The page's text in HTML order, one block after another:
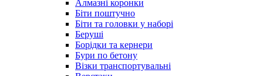
Алмазні коронки
Біти поштучно
Біти та головки у наборі
Беруші
Борідки та кернери
Бури по бетону
Візки транспортувальні